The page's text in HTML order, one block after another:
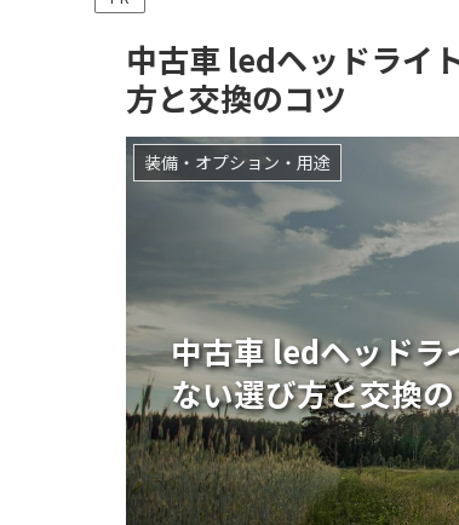
中古車 ledヘッドライ
方と交換のコツ
中古車 ledヘッドラ
ない選び方と交換
装備・オプション・用途